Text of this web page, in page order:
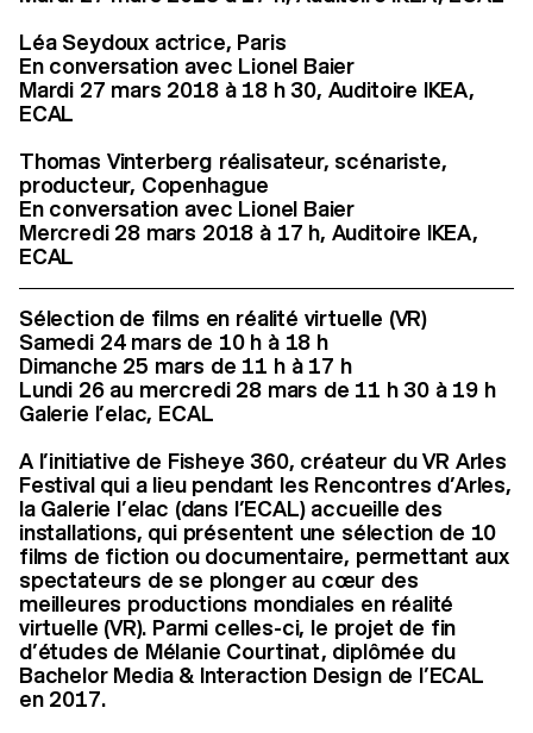
Léa Seydoux actrice, Paris
En conversation avec Lionel Baier
Mardi 27 mars 2018 à 18 h 30, Auditoire IKEA,
ECAL
Thomas Vinterberg réalisateur, scénariste,
producteur, Copenhague
En conversation avec Lionel Baier
Mercredi 28 mars 2018 à 17 h, Auditoire IKEA,
ECAL
Sélection de films en réalité virtuelle (VR)
Samedi 24 mars de 10 h à 18 h
Dimanche 25 mars de 11 h à 17 h
Lundi 26 au mercredi 28 mars de 11 h 30 à 19 h
Galerie l’elac, ECAL
A l’initiative de Fisheye 360, créateur du VR Arles
Festival qui a lieu pendant les Rencontres d’Arles,
la Galerie l’elac (dans l’ECAL) accueille des
installations, qui présentent une sélection de 10
films de fiction ou documentaire, permettant aux
spectateurs de se plonger au cœur des
meilleures productions mondiales en réalité
virtuelle (VR). Parmi celles-ci, le projet de fin
d’études de Mélanie Courtinat, diplômée du
Bachelor Media & Interaction Design de l’ECAL
en 2017.